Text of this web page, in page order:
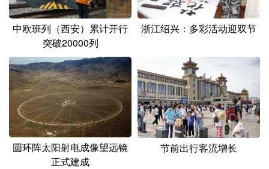
新疆 内蒙古
多语种频道
English Español Français عربى
Русский язык 日本語 한국어
Deutsch Português
中欧班列（西安）累计开行
突破20000列
浙江绍兴：多彩活动迎双节
圆环阵太阳射电成像望远镜
正式建成
节前出行客流增长